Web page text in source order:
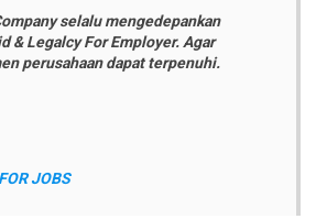
selalu mengedepankan
& Legalcy For Employer. Agar
perusahaan dapat terpenuhi.
JOBS